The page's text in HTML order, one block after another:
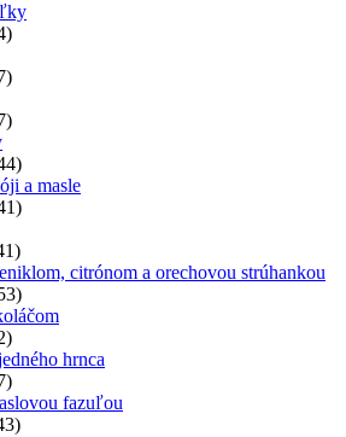
a masle
citrónom a orechovou strúhankou
hrnca
fazuľou